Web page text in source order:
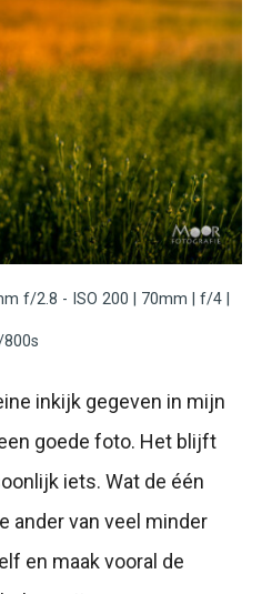
f/2.8 - ISO 200 | 70mm | f/4 |
800s
inkijk gegeven in mijn
goede foto. Het blijft
iets. Wat de één
ander van veel minder
en maak vooral de